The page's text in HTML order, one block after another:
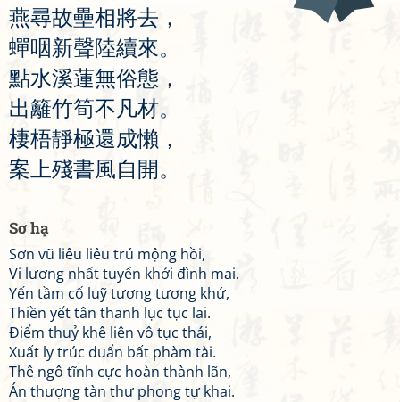
燕尋故壘相將去 ，
蟬咽新聲陸續來。
點水溪蓮無俗態 ，
出籬竹筍不凡材。
棲梧靜極還成懶 ，
案 上殘書風自 開。
Sơ hạ
Sơn vũ liêu liêu trú mộng hồi,
Vi lương nhất tuyến khởi đình mai.
Yến tầm cố luỹ tương tương khứ,
Thiền yết tân thanh lục tục lai.
Điểm thuỷ khê liên vô tục thái,
Xuất ly trúc duẩn bất phàm tài.
Thê ngô tĩnh cực hoàn thành lãn,
Án thượng tàn thư phong tự khai.